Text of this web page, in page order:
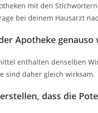
mit den
bei deinem Hausarzt
Apotheke
enthalten denselben
sind daher gleich wirksam.
dass die